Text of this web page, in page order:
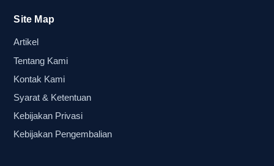
perlu diprioritaskan sebelum produksi
massal
membutuhkan identitas visual yang jelas. Jika
event Anda memakai logo, warna brand, atau
pesan kampanye tertentu, maka desain harus
Site Map
Artikel
Tentang Kami
Kontak Kami
Syarat & Ketentuan
Kebijakan Privasi
Kebijakan Pengembalian